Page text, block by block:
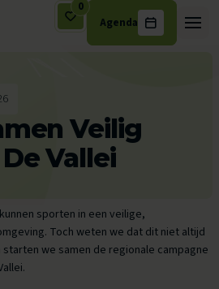
0
Agenda
Veilig
Vallei
sporten in een veilige,
Toch weten we dat dit niet altijd
we samen de regionale campagne